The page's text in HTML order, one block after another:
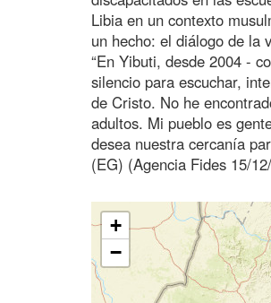
Libia en un contexto
un hecho: el diálogo de la
“En Yibuti, desde 2004 -
silencio para escuchar,
de Cristo. No he
adultos. Mi pueblo es
desea nuestra cercanía
(EG) (Agencia Fides 15/
+
−